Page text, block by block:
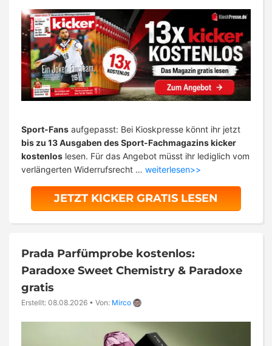
Sport-Fans aufgepasst: Bei Kioskpresse könnt ihr jetzt
bis zu 13 Ausgaben des Sport-Fachmagazins kicker
kostenlos lesen. Für das Angebot müsst ihr lediglich vom
verlängerten Widerrufsrecht … weiterlesen>>
JETZT KICKER GRATIS LESEN
Prada Parfümprobe kostenlos:
Paradoxe Sweet Chemistry & Paradoxe
gratis
Erstellt: 08.08.2026 • Von: Mirco